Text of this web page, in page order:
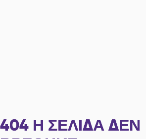
404 Η ΣΕΛΊΔΑ ΔΕΝ